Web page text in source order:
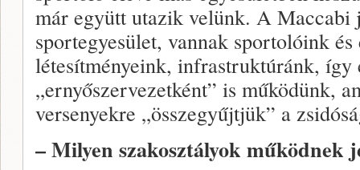
már együtt utazik velünk. A Maccabi
sportegyesület, vannak sportolóink
létesítményeink, infrastruktúránk, így
„ernyőszervezetként” is működünk,
versenyekre „összegyűjtjük” a
– Milyen szakosztályok működnek